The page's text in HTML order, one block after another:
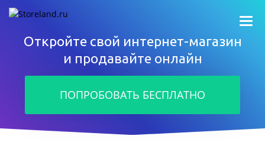
Откройте свой интернет-магазин
и продавайте онлайн
ПОПРОБОВАТЬ БЕСПЛАТНО